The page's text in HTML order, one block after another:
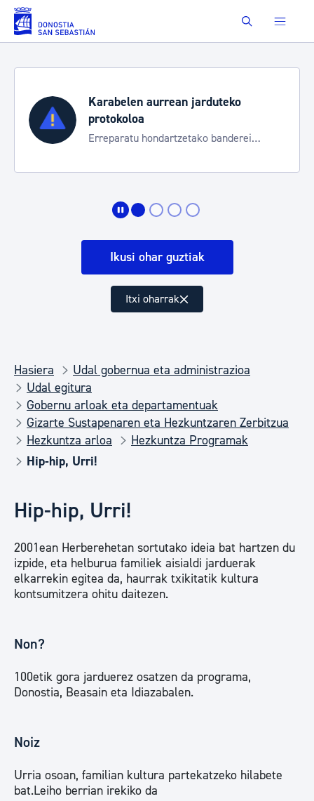
Eduki nagusira joan Buscar
Karabelen aurrean jarduteko
protokoloa
Erreparatu hondartzetako banderei
Ikusi ohar guztiak
Itxi oharrak
Hasiera
Udal gobernua eta administrazioa
Udal egitura
Gobernu arloak eta departamentuak
Gizarte Sustapenaren eta Hezkuntzaren Zerbitzua
Hezkuntza arloa
Hezkuntza Programak
Hip-hip, Urri!
Hip-hip, Urri!
2001ean Herberehetan sortutako ideia bat hartzen du
izpide, eta helburua familiek aisialdi jarduerak
elkarrekin egitea da, haurrak txikitatik kultura
kontsumitzera ohitu daitezen.
Non?
100etik gora jarduerez osatzen da programa,
Donostia, Beasain eta Idiazabalen.
Noiz
Urria osoan, familian kultura partekatzeko hilabete
bat.Leiho berrian irekiko da